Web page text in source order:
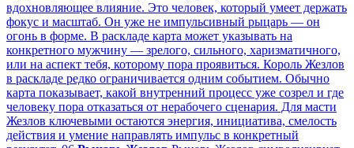
вдохновляющее влияние. Это человек, который умеет держать
фокус и масштаб. Он уже не импульсивный рыцарь — он
огонь в форме. В раскладе карта может указывать на
конкретного мужчину — зрелого, сильного, харизматичного,
или на аспект тебя, которому пора проявиться. Король Жезлов
в раскладе редко ограничивается одним событием. Обычно
карта показывает, какой внутренний процесс уже созрел и где
человеку пора отказаться от нерабочего сценария. Для масти
Жезлов ключевыми остаются энергия, инициатива, смелость
действия и умение направлять импульс в конкретный